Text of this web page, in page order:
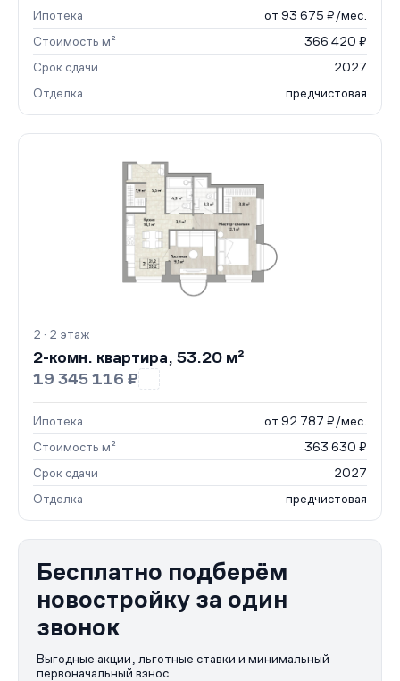
Ипотека
от 93 675 ₽/мес.
Стоимость м²
366 420 ₽
Срок сдачи
2027
Отделка
предчистовая
2 · 2 этаж
2-комн. квартира, 53.20 м²
19 345 116 ₽
Ипотека
от 92 787 ₽/мес.
Стоимость м²
363 630 ₽
Срок сдачи
2027
Отделка
предчистовая
Бесплатно подберём
новостройку за один
звонок
Выгодные акции, льготные ставки и минимальный
первоначальный взнос